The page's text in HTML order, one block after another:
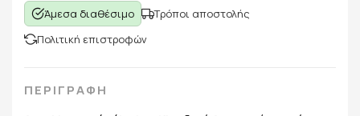
Άμεσα διαθέσιμο
Τρόποι αποστολής
Πολιτική επιστροφών
ΠΕΡΙΓΡΑΦΗ